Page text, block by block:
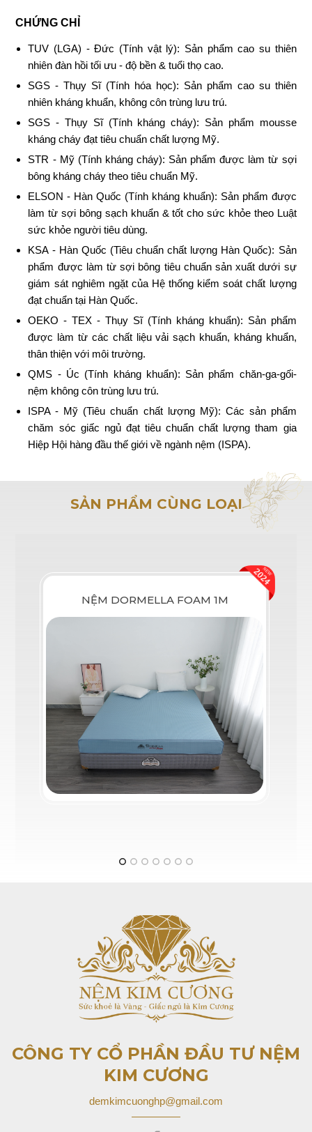
­­­CHỨNG CHỈ
TUV (LGA) - Đức (Tính vật lý): Sản phẩm cao su thiên
nhiên đàn hồi tối ưu - độ bền & tuổi thọ cao.
SGS - Thụy Sĩ (Tính hóa học): Sản phẩm cao su thiên
nhiên kháng khuẩn, không côn trùng lưu trú.
SGS - Thụy Sĩ (Tính kháng cháy): Sản phẩm mousse
kháng cháy đạt tiêu chuẩn chất lượng Mỹ.
STR - Mỹ (Tính kháng cháy): Sản phẩm được làm từ sợi
bông kháng cháy theo tiêu chuẩn Mỹ.
ELSON - Hàn Quốc (Tính kháng khuẩn): Sản phẩm được
làm từ sợi bông sạch khuẩn & tốt cho sức khỏe theo Luật
sức khỏe người tiêu dùng.
KSA - Hàn Quốc (Tiêu chuẩn chất lượng Hàn Quốc): Sản
phẩm được làm từ sợi bông tiêu chuẩn sản xuất dưới sự
giám sát nghiêm ngặt của Hệ thống kiểm soát chất lượng
đạt chuẩn tại Hàn Quốc.
OEKO - TEX - Thụy Sĩ (Tính kháng khuẩn): Sản phẩm
được làm từ các chất liệu vải sạch khuẩn, kháng khuẩn,
thân thiện với môi trường.
QMS - Úc (Tính kháng khuẩn): Sản phẩm chăn-ga-gối-
nệm không côn trùng lưu trú.
ISPA - Mỹ (Tiêu chuẩn chất lượng Mỹ): Các sản phẩm
chăm sóc giấc ngủ đạt tiêu chuẩn chất lượng tham gia
Hiệp Hội hàng đầu thế giới về ngành nệm (ISPA).
SẢN PHẨM CÙNG LOẠI
NỆM DORMELLA FOAM 1M
CÔNG TY CỔ PHẦN ĐẦU TƯ NỆM
KIM CƯƠNG
demkimcuonghp@gmail.com